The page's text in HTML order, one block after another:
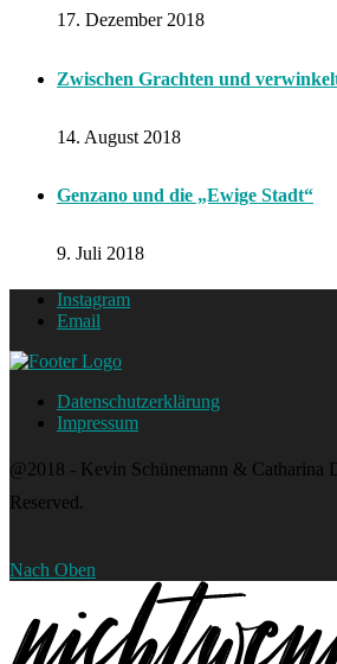
17. Dezember 2018
Zwischen Grachten und
14. August 2018
Genzano und die „Ewige Stadt“
9. Juli 2018
Instagram
Email
Datenschutzerklärung
Impressum
@2018 - Kevin Schünemann & Catharina
Reserved.
Nach Oben